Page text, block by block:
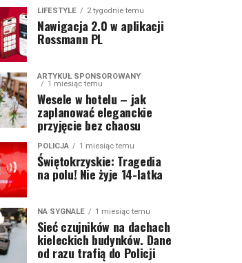
LIFESTYLE 2 tygodnie temu
Nawigacja 2.0 w aplikacji
Rossmann PL
ARTYKUŁ SPONSOROWANY
1 miesiąc temu
Wesele w hotelu – jak
zaplanować eleganckie
przyjęcie bez chaosu
POLICJA 1 miesiąc temu
Świętokrzyskie: Tragedia
na polu! Nie żyje 14-latka
NA SYGNALE 1 miesiąc temu
Sieć czujników na dachach
kieleckich budynków. Dane
od razu trafią do Policji